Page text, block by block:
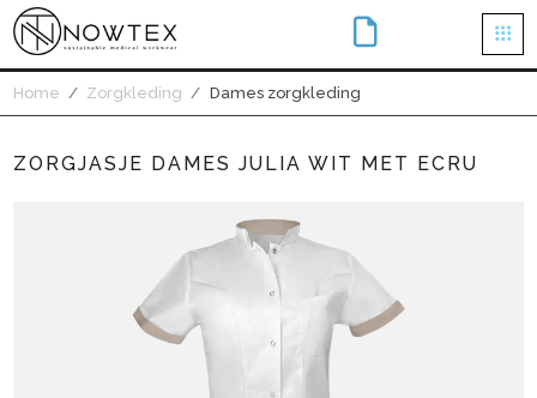
×
Home Zorgkleding Dames zorgkleding
ZORGJASJE DAMES JULIA WIT MET ECRU